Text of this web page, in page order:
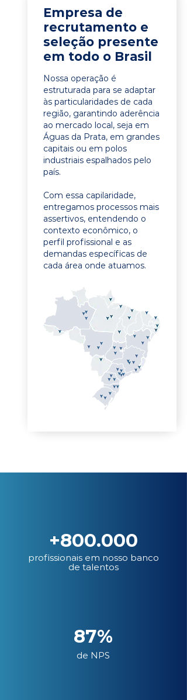
Empresa de
recrutamento e
seleção presente
em todo o Brasil
Nossa operação é
estruturada para se adaptar
às particularidades de cada
região, garantindo aderência
ao mercado local, seja em
Águas da Prata, em grandes
capitais ou em polos
industriais espalhados pelo
país.
Com essa capilaridade,
entregamos processos mais
assertivos, entendendo o
contexto econômico, o
perfil profissional e as
demandas específicas de
cada área onde atuamos.
+800.000
profissionais em nosso banco
de talentos
87%
de NPS